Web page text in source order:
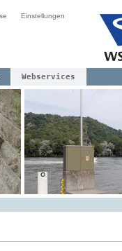
Einstellungen
Webservices